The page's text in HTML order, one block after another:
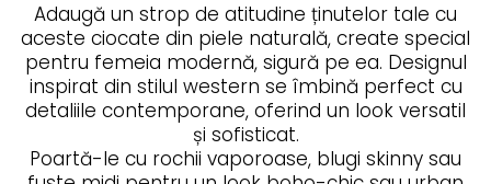
Adaugă un strop de atitudine ținutelor tale cu
aceste ciocate din piele naturală, create special
pentru femeia modernă, sigură pe ea. Designul
inspirat din stilul western se îmbină perfect cu
detaliile contemporane, oferind un look versatil
și sofisticat.
Poartă-le cu rochii vaporoase, blugi skinny sau